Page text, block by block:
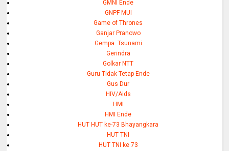
GMNI Ende
GNPF MUI
Game of Thrones
Ganjar Pranowo
Gempa. Tsunami
Gerindra
Golkar NTT
Guru Tidak Tetap Ende
Gus Dur
HIV/Aids
HMI
HMI Ende
HUT HUT ke-73 Bhayangkara
HUT TNI
HUT TNI ke 73